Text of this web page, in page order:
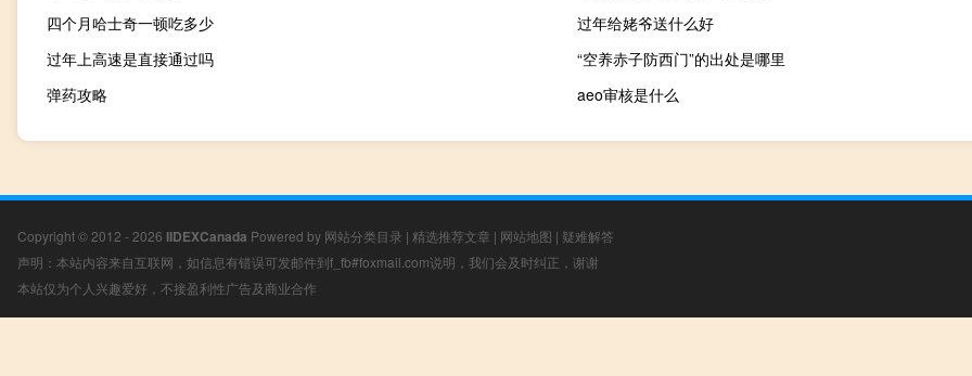
四个月哈士奇一顿吃多少
过年给姥爷送什么好
过年上高速是直接通过吗
“空养赤子防西门”的出处是哪里
弹药攻略
aeo审核是什么
Copyright © 2012 - 2026 IIDEXCanada Powered by 网站分类目录 | 精选推荐文章 | 网站地图 | 疑难解答
声明：本站内容来自互联网，如信息有错误可发邮件到f_fb#foxmail.com说明，我们会及时纠正，谢谢
本站仅为个人兴趣爱好，不接盈利性广告及商业合作